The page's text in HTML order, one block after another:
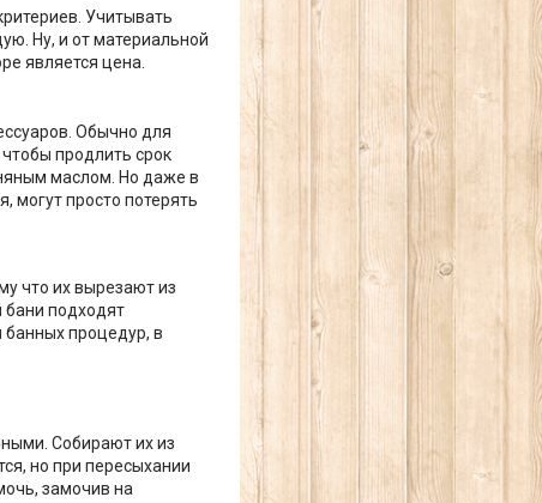
Учитывать
Ну, и от материальной
является цена.
Обычно для
продлить срок
маслом. Но даже в
могут просто потерять
что их вырезают из
бани подходят
банных процедур, в
Собирают их из
но при пересыхании
замочив на